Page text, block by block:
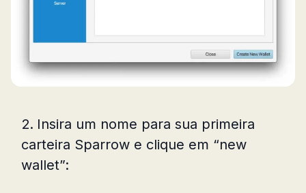
Insira um nome para sua primeira
carteira Sparrow e clique em “new
wallet”: